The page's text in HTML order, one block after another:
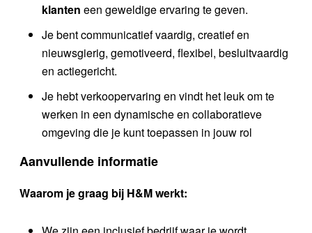
klanten een geweldige ervaring te geven.
Je bent communicatief vaardig, creatief en
nieuwsgierig, gemotiveerd, flexibel, besluitvaardig
en actiegericht.
Je hebt verkoopervaring en vindt het leuk om te
werken in een dynamische en collaboratieve
omgeving die je kunt toepassen in jouw rol
Aanvullende informatie
Waarom je graag bij H&M werkt: